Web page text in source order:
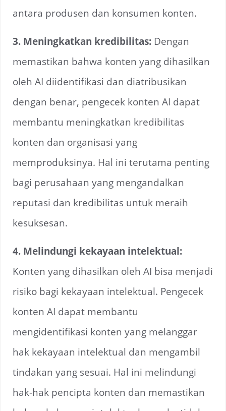
antara produsen dan konsumen konten.
3. Meningkatkan kredibilitas: Dengan
memastikan bahwa konten yang dihasilkan
oleh AI diidentifikasi dan diatribusikan
dengan benar, pengecek konten AI dapat
membantu meningkatkan kredibilitas
konten dan organisasi yang
memproduksinya. Hal ini terutama penting
bagi perusahaan yang mengandalkan
reputasi dan kredibilitas untuk meraih
kesuksesan.
4. Melindungi kekayaan intelektual:
Konten yang dihasilkan oleh AI bisa menjadi
risiko bagi kekayaan intelektual. Pengecek
konten AI dapat membantu
mengidentifikasi konten yang melanggar
hak kekayaan intelektual dan mengambil
tindakan yang sesuai. Hal ini melindungi
hak-hak pencipta konten dan memastikan